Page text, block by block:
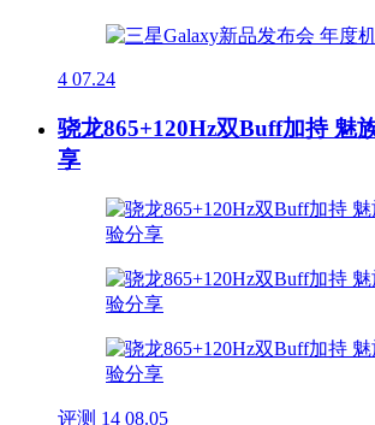
4 07.24
骁龙865+120Hz双Buff加持 魅
享
评测 14 08.05